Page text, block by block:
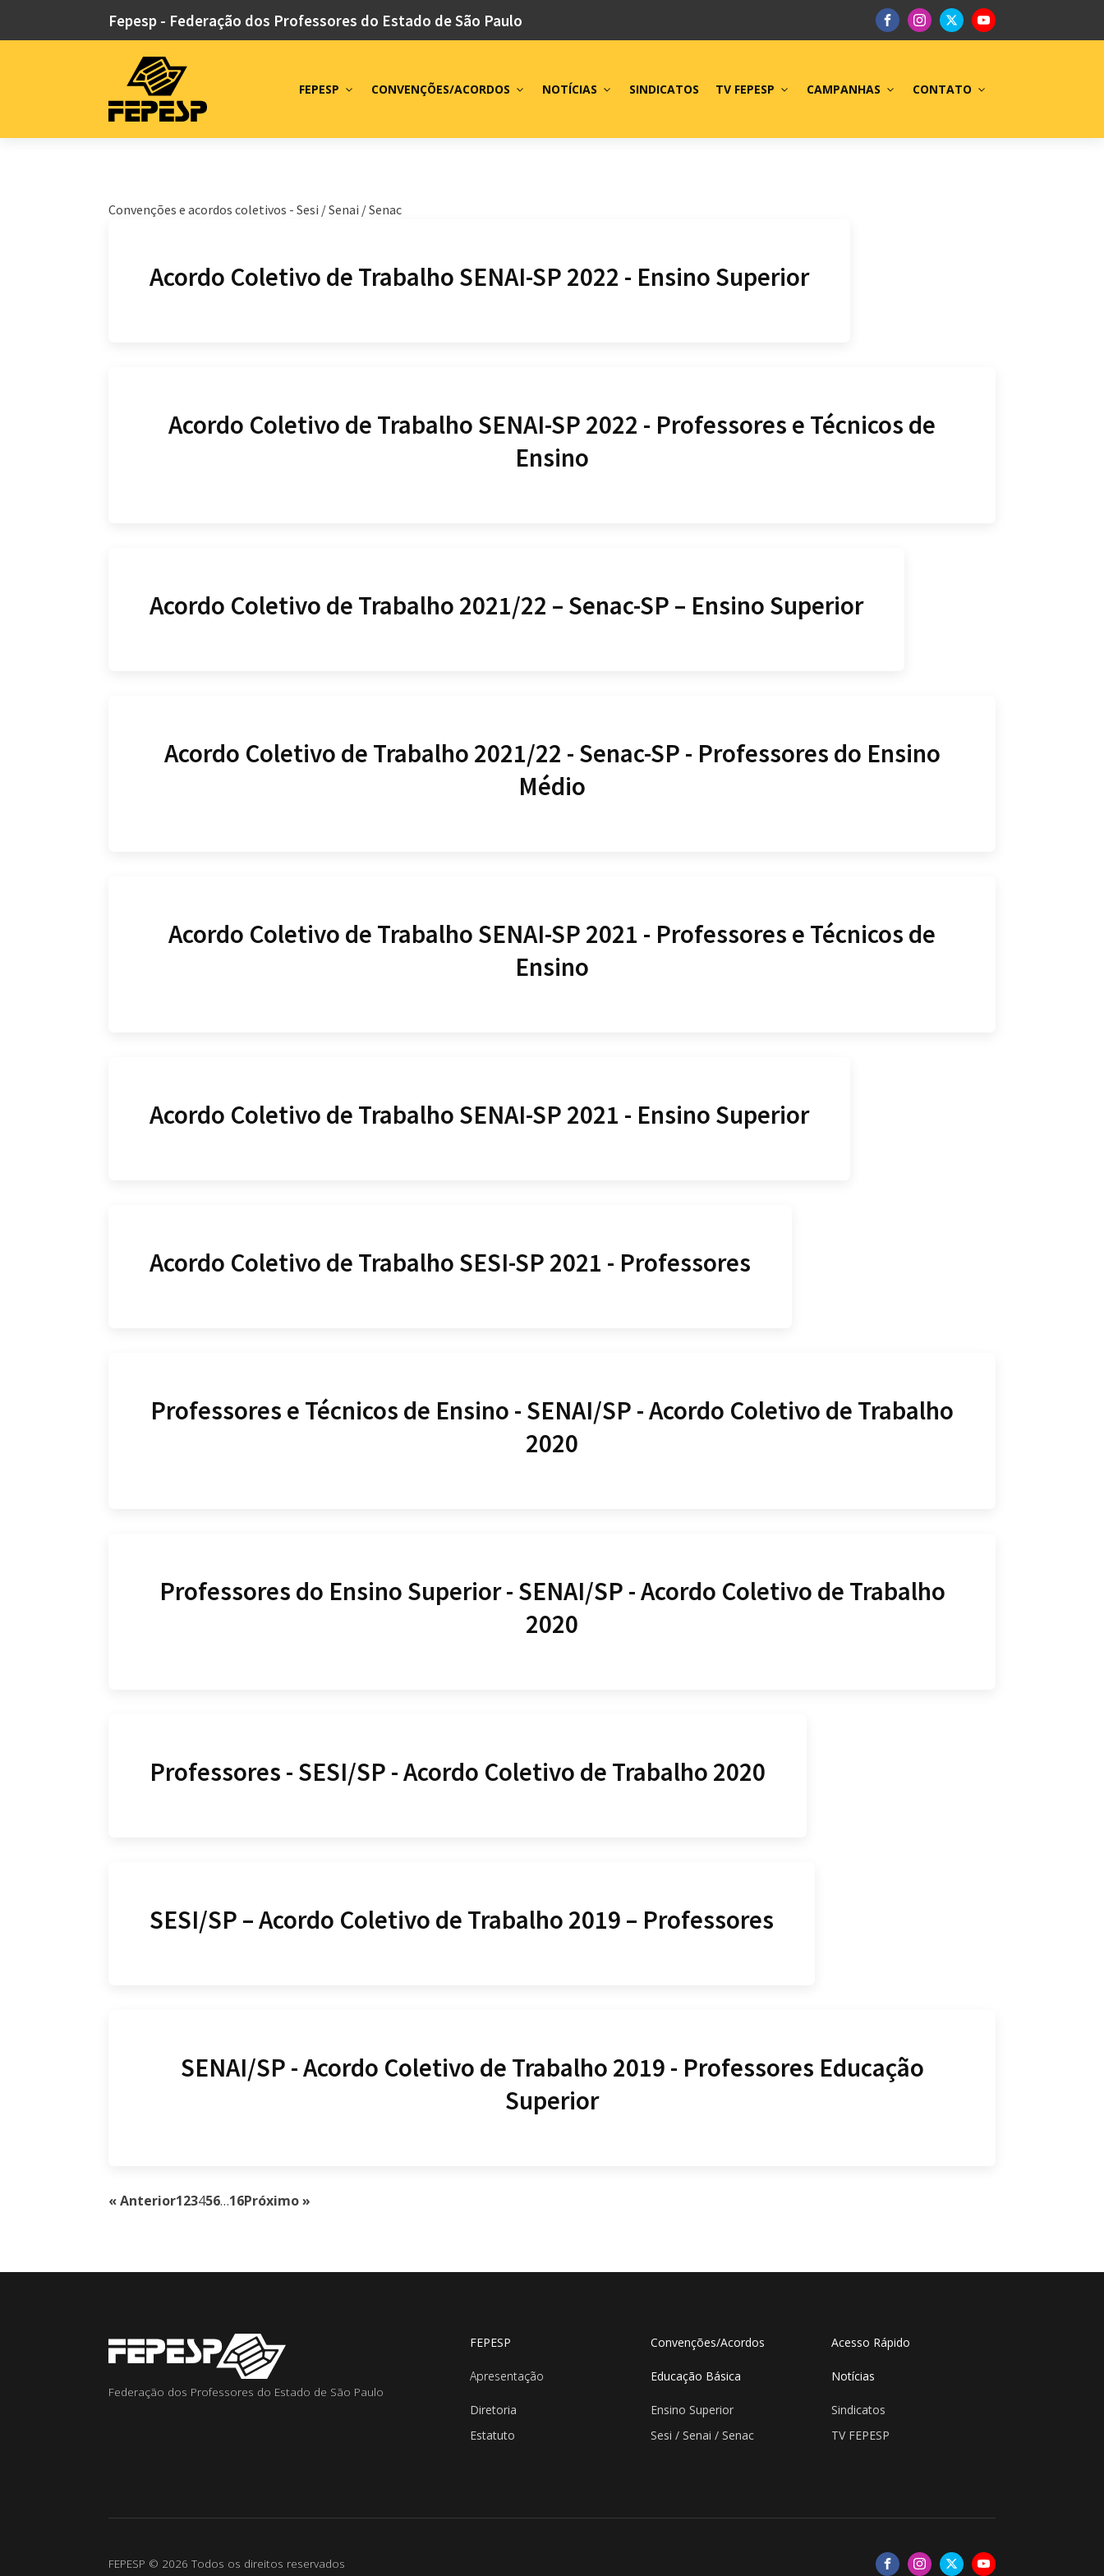
Fepesp - Federação dos Professores do Estado de São Paulo
FEPESP CONVENÇÕES/ACORDOS NOTÍCIAS SINDICATOS TV FEPESP CAMPANHAS CONTATO
Convenções e acordos coletivos - Sesi / Senai / Senac
Acordo Coletivo de Trabalho SENAI-SP 2022 - Ensino Superior
Acordo Coletivo de Trabalho SENAI-SP 2022 - Professores e Técnicos de
Ensino
Acordo Coletivo de Trabalho 2021/22 – Senac-SP – Ensino Superior
Acordo Coletivo de Trabalho 2021/22 - Senac-SP - Professores do Ensino
Médio
Acordo Coletivo de Trabalho SENAI-SP 2021 - Professores e Técnicos de
Ensino
Acordo Coletivo de Trabalho SENAI-SP 2021 - Ensino Superior
Acordo Coletivo de Trabalho SESI-SP 2021 - Professores
Professores e Técnicos de Ensino - SENAI/SP - Acordo Coletivo de Trabalho
2020
Professores do Ensino Superior - SENAI/SP - Acordo Coletivo de Trabalho
2020
Professores - SESI/SP - Acordo Coletivo de Trabalho 2020
SESI/SP – Acordo Coletivo de Trabalho 2019 – Professores
SENAI/SP - Acordo Coletivo de Trabalho 2019 - Professores Educação
Superior
« Anterior123456…16Próximo »
Federação dos Professores do Estado de São Paulo
FEPESP
Apresentação
Diretoria
Estatuto
Convenções/Acordos
Educação Básica
Ensino Superior
Sesi / Senai / Senac
Acesso Rápido
Notícias
Sindicatos
TV FEPESP
FEPESP © 2026 Todos os direitos reservados